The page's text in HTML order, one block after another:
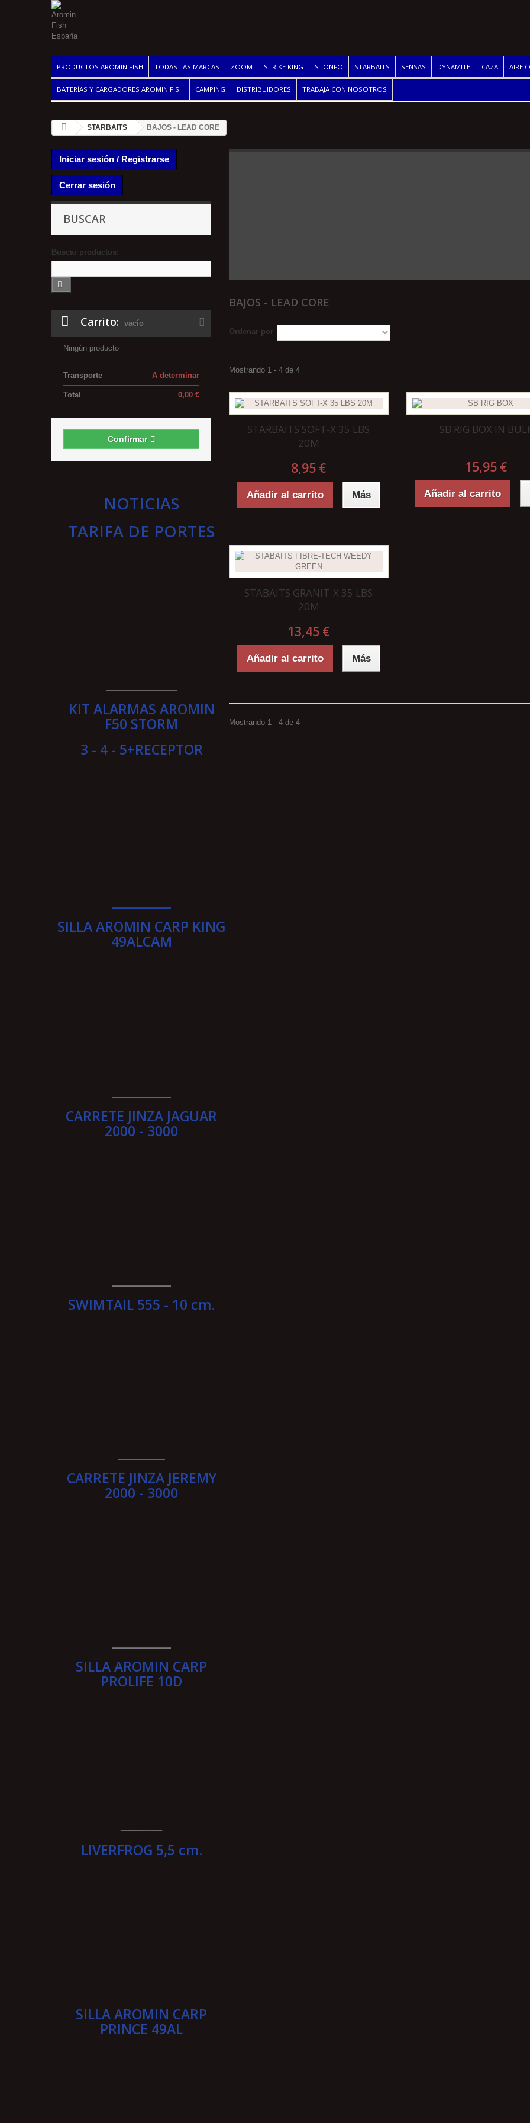
PRODUCTOS AROMIN FISH TODAS LAS MARCAS ZOOM STRIKE KING STONFO STARBAITS SENSAS DYNAMITE CAZA AIRE
BATERÍAS Y CARGADORES AROMIN FISH CAMPING DISTRIBUIDORES TRABAJA CON NOSOTROS
STARBAITS BAJOS - LEAD CORE
Iniciar sesión / Registrarse
Cerrar sesión
BUSCAR
Buscar productos:
Carrito: vacío
Ningún producto
A determinar
Transporte
0,00 €
Total
Confirmar
NOTICIAS
TARIFA DE PORTES
KIT ALARMAS AROMIN
F50 STORM
3 - 4 - 5+RECEPTOR
SILLA AROMIN CARP KING
49ALCAM
CARRETE JINZA JAGUAR
2000 - 3000
SWIMTAIL 555 - 10 cm.
CARRETE JINZA JEREMY
2000 - 3000
SILLA AROMIN CARP
PROLIFE 10D
LIVERFROG 5,5 cm.
SILLA AROMIN CARP
PRINCE 49AL
BAJOS - LEAD CORE
Ordenar por
Mostrando 1 - 4 de 4
STARBAITS SOFT-X 35 LBS
20M
8,95 €
Añadir al carrito Más
SB RIG BOX IN
15,95 €
Añadir al carrito
STABAITS GRANIT-X 35 LBS
20M
13,45 €
Añadir al carrito Más
Mostrando 1 - 4 de 4